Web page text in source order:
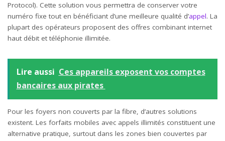
Protocol). Cette solution vous permettra de conserver votre
numéro fixe tout en bénéficiant d’une meilleure qualité d’appel. La
plupart des opérateurs proposent des offres combinant internet
haut débit et téléphonie illimitée.
Lire aussi Ces appareils exposent vos comptes
bancaires aux pirates
Pour les foyers non couverts par la fibre, d’autres solutions
existent. Les forfaits mobiles avec appels illimités constituent une
alternative pratique, surtout dans les zones bien couvertes par